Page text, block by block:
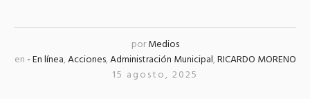
porMedios
en- En línea,Acciones,Administración Municipal,RICARDO MORENO
15 agosto, 2025